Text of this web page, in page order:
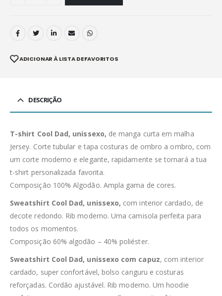
ADICIONAR À LISTA DE FAVORITOS
DESCRIÇÃO
T-shirt Cool Dad, unissexo, de manga curta em malha
Jersey. Corte tubular e tapa costuras de ombro a ombro, com
um corte moderno e elegante, rapidamente se tornará a tua
t-shirt personalizada favorita.
Composição 100% Algodão. Ampla gama de cores.
Sweatshirt Cool Dad, unissexo, com interior cardado, de
decote redondo. Rib moderno. Uma camisola perfeita para
todos os momentos.
Composição 60% algodão – 40% poliéster.
Sweatshirt Cool Dad, unissexo com capuz, com interior
cardado, super confortável, bolso canguru e costuras
reforçadas. Cordão ajustável. Rib moderno. Um hoodie